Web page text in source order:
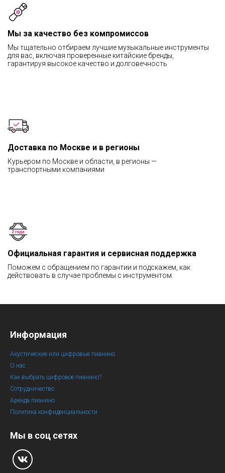
Мы за качество без компромиссов
Мы тщательно отбираем лучшие музыкальные инструменты
для вас, включая проверенные китайские бренды,
гарантируя высокое качество и долговечность
Доставка по Москве и в регионы
Курьером по Москве и области, в регионы —
транспортными компаниями
Официальная гарантия и сервисная поддержка
Поможем с обращением по гарантии и подскажем, как
действовать в случае проблемы с инструментом.
Информация
Акустические или цифровые пианино
О нас
Как выбрать цифровое пианино?
Сотрудничество
Аренда пианино
Политика конфиденциальности
Мы в соц сетях